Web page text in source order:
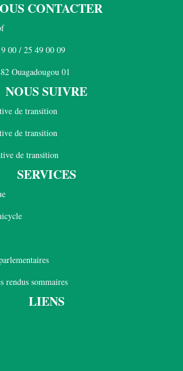
CONTACTER
00 / 25 49 00 09
Ouagadougou 01
NOUS SUIVRE
de transition
de transition
de transition
SERVICES
rendus sommaires
LIENS